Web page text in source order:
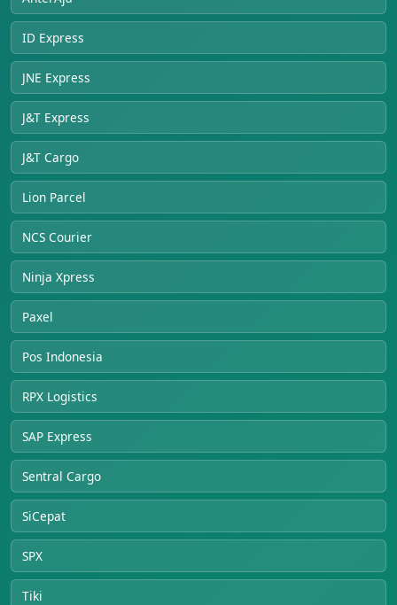
ID Express
JNE Express
J&T Express
J&T Cargo
Lion Parcel
NCS Courier
Ninja Xpress
Paxel
Pos Indonesia
RPX Logistics
SAP Express
Sentral Cargo
SiCepat
SPX
Tiki